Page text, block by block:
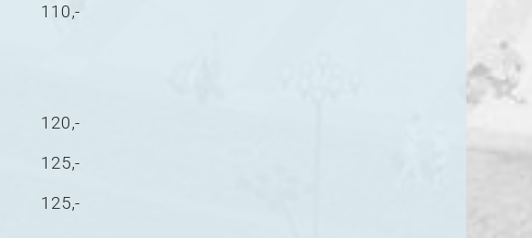
110,-
120,-
125,-
125,-